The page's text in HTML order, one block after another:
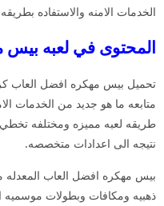
الخدمات الامنه والاستفاده
المحتوى في لعبه بيس
تحميل بيس مهكره افضل العاب
متابعه ما هو جديد من الخدمات
طريقه لعبه مميزه ومختلفه
نتيجه الى اعدادات متخصصه.
بيس مهكره افضل العاب
ذهبيه ومكافات وبطولات موسميه